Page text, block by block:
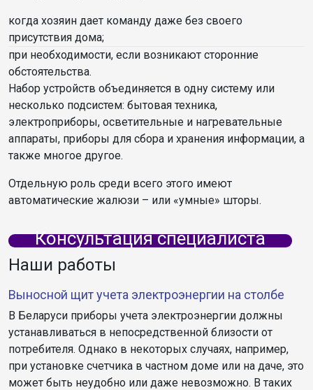
когда хозяин дает команду даже без своего
присутствия дома;
при необходимости, если возникают сторонние
обстоятельства.
Набор устройств объединяется в одну систему или
несколько подсистем: бытовая техника,
электроприборы, осветительные и нагревательные
аппараты, приборы для сбора и хранения информации, а
также многое другое.
Отдельную роль среди всего этого имеют
автоматические жалюзи – или «умные» шторы.
Консультация специалиста
Наши работы
Выносной щит учета электроэнергии на столбе
В Беларуси приборы учета электроэнергии должны
устанавливаться в непосредственной близости от
потребителя. Однако в некоторых случаях, например,
при установке счетчика в частном доме или на даче, это
может быть неудобно или даже невозможно. В таких